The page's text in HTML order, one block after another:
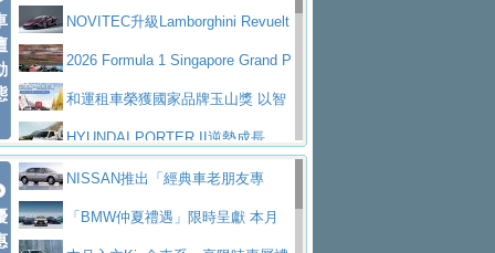
MC12」全球首度亮相
迎接 RANGE ROVER 品牌家族第
五位成員 全新 RANGE ROVER GT 預告登
場
造型華麗時尚、科技座艙再進化，P
eugeot 208小改款發表上市94.8萬起
lari，0到100公里加速2.6秒、極速350公里
／小時
百年三叉戟傳奇再啟程 Maserati 重
返 1000 Miglia 傳承競速榮耀
法拉利首款純電跑車Luce亮相，最
大馬力超過1000匹並具備530公里最大續航
里程
小車大空間、座艙科技更先進，SK
ODA發表全新純電跨界休旅Eipq祭平民化車
價89萬起
賓士AMG.EA專屬平台首作，Merc
edes-AMG 全新GT 4-Door Coupe全球首發
福斯推出首款GTI純電性能掀背ID.
Polo GTI，擁有226匹馬力和零百加速 6.8
Jaguar 公布四門 GT車款正式車名
ic 1-7月累計銷量創歷史新高
NOVITEC升級Lamborghini Revuelt
o 綜效輸出增至1,048匹
2026 Formula 1 Singapore Grand P
rix 新加坡大獎賽 Audi 極速之旅開放報名
和運租車榮獲國家品牌玉山獎 以智
慧移動與綠能創新
HYUNDAI PORTER II逆勢成長，
勇奪中型貨車銷售冠軍
父親節霸氣獻禮！PGO 威力125 最
低入手價 $60,900 起 省油ｘ安全ｘ大空間
福斯商旅挺頭家 推出「德系質感 精
NISSAN推出「經典車老朋友專
案」 以匠人精神煥新珍品座駕
「BMW仲夏禮遇」限時呈獻 本月